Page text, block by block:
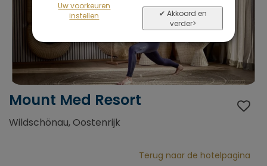
Mount Med Resort
Wildschönau, Oostenrijk
Terug naar de hotelpagina
Uw voorkeuren
instellen
✔ Akkoord en
verder>